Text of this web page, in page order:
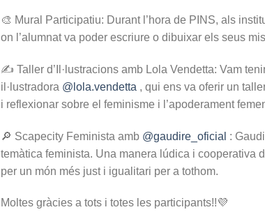
🎨 Mural Participatiu: Durant l’hora de PINS, als
on l’alumnat va poder escriure o dibuixar els seus
✍️ Taller d’Il·lustracions amb Lola Vendetta: Vam
il·lustradora @lola.vendetta , qui ens va oferir un
i reflexionar sobre el feminisme i l’apoderament
🔎 Scapecity Feminista amb @gaudire_oficial :
temàtica feminista. Una manera lúdica i cooperativa
per un món més just i igualitari per a tothom.
Moltes gràcies a tots i totes les participants!!💜